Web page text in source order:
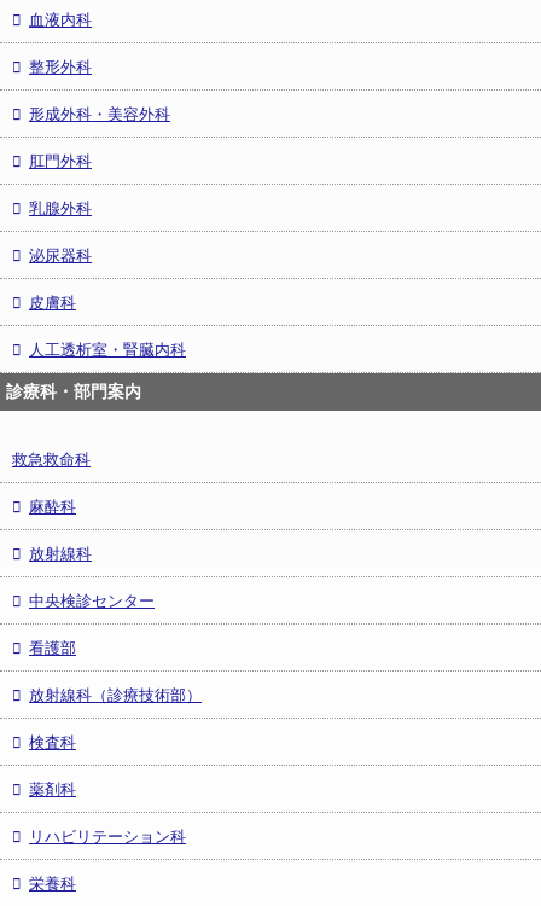
血液内科
整形外科
形成外科・美容外科
肛門外科
乳腺外科
泌尿器科
皮膚科
人工透析室・腎臓内科
診療科・部門案内
救急救命科
麻酔科
放射線科
中央検診センター
看護部
放射線科（診療技術部）
検査科
薬剤科
リハビリテーション科
栄養科